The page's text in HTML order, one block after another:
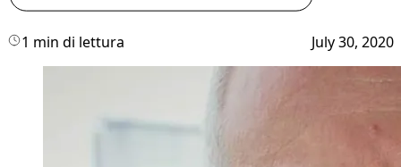
1 min di lettura July 30, 2020